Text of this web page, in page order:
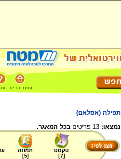
תפילה (אסלאם)
נמצאו:
בכל המאגר.
טקסט
[
7
]
תמונה
[
5
]